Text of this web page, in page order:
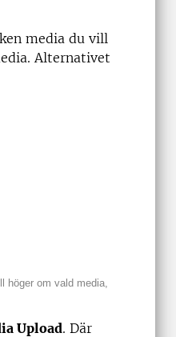
media du vill
Alternativet
höger om vald media,
Upload. Där